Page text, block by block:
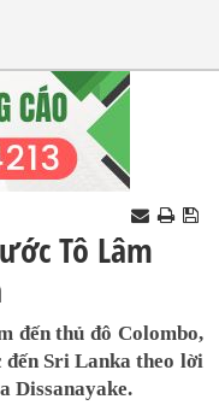
Tô Lâm
đến thủ đô Colombo,
đến Sri Lanka theo lời
Dissanayake.